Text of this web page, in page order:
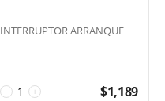
INTERRUPTOR ARRANQUE
+
− $1,189